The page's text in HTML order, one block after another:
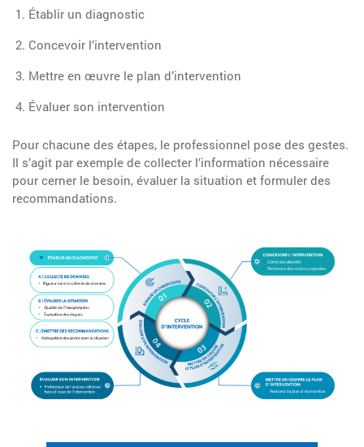
Établir un diagnostic
Concevoir l’intervention
Mettre en œuvre le plan d’intervention
Évaluer son intervention
Pour chacune des étapes, le professionnel pose des gestes.
Il s’agit par exemple de collecter l’information nécessaire
pour cerner le besoin, évaluer la situation et formuler des
recommandations.